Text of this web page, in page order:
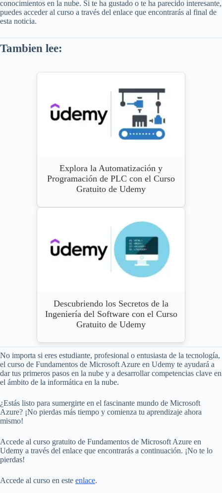
conocimientos en la nube. Si te ha gustado o te ha parecido interesante,
puedes acceder al curso a través del enlace que encontrarás al final de
esta noticia.
Tambien lee:
Explora la Automatización y
Programación de PLC con el Curso
Gratuito de Udemy
Descubriendo los Secretos de la
Ingeniería del Software con el Curso
Gratuito de Udemy
No importa si eres estudiante, profesional o entusiasta de la tecnología,
el curso de Fundamentos de Microsoft Azure en Udemy te ayudará a
dar tus primeros pasos en la nube y a desarrollar competencias clave en
el ámbito de la informática en la nube.
¿Estás listo para sumergirte en el fascinante mundo de Microsoft
Azure? ¡No pierdas más tiempo y comienza tu aprendizaje ahora
mismo!
Accede al curso gratuito de Fundamentos de Microsoft Azure en
Udemy a través del enlace que encontrarás a continuación. ¡No te lo
pierdas!
Accede al curso en este enlace.